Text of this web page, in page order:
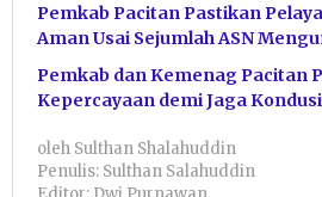
Pemkab Pacitan Pastikan
Aman Usai Sejumlah ASN
Pemkab dan Kemenag Pacitan
Kepercayaan demi Jaga
oleh Sulthan Shalahuddin
Penulis: Sulthan Salahuddin